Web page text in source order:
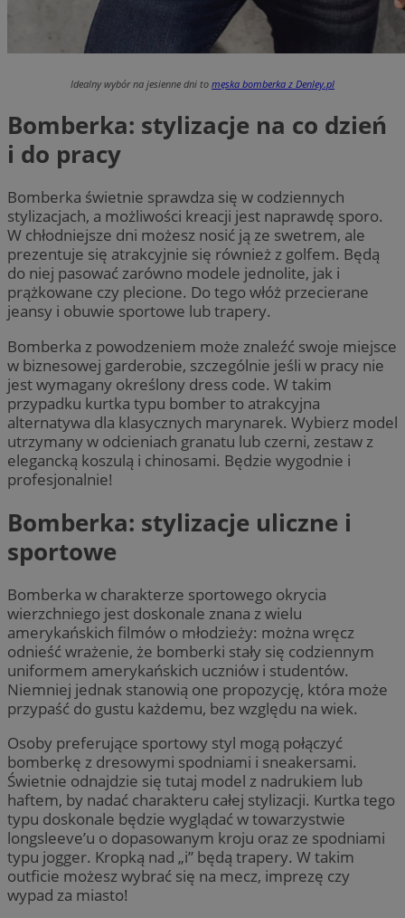
Idealny wybór na jesienne dni to męska bomberka z Denley.pl
Bomberka: stylizacje na co dzień
i do pracy
Bomberka świetnie sprawdza się w codziennych
stylizacjach, a możliwości kreacji jest naprawdę sporo.
W chłodniejsze dni możesz nosić ją ze swetrem, ale
prezentuje się atrakcyjnie się również z golfem. Będą
do niej pasować zarówno modele jednolite, jak i
prążkowane czy plecione. Do tego włóż przecierane
jeansy i obuwie sportowe lub trapery.
Bomberka z powodzeniem może znaleźć swoje miejsce
w biznesowej garderobie, szczególnie jeśli w pracy nie
jest wymagany określony dress code. W takim
przypadku kurtka typu bomber to atrakcyjna
alternatywa dla klasycznych marynarek. Wybierz model
utrzymany w odcieniach granatu lub czerni, zestaw z
elegancką koszulą i chinosami. Będzie wygodnie i
profesjonalnie!
Bomberka: stylizacje uliczne i
sportowe
Bomberka w charakterze sportowego okrycia
wierzchniego jest doskonale znana z wielu
amerykańskich filmów o młodzieży: można wręcz
odnieść wrażenie, że bomberki stały się codziennym
uniformem amerykańskich uczniów i studentów.
Niemniej jednak stanowią one propozycję, która może
przypaść do gustu każdemu, bez względu na wiek.
Osoby preferujące sportowy styl mogą połączyć
bomberkę z dresowymi spodniami i sneakersami.
Świetnie odnajdzie się tutaj model z nadrukiem lub
haftem, by nadać charakteru całej stylizacji. Kurtka tego
typu doskonale będzie wyglądać w towarzystwie
longsleeve’u o dopasowanym kroju oraz ze spodniami
typu jogger. Kropką nad „i” będą trapery. W takim
outficie możesz wybrać się na mecz, imprezę czy
wypad za miasto!